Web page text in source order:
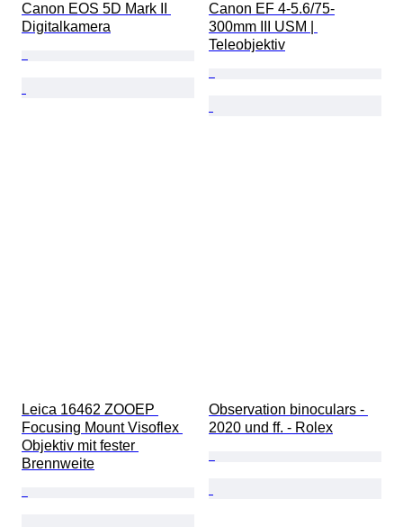
Canon EOS 5D Mark II
Digitalkamera
Canon EF 4-5.6/75-
300mm III USM |
Teleobjektiv
Leica 16462 ZOOEP
Focusing Mount Visoflex
Objektiv mit fester
Brennweite
Observation binoculars -
2020 und ff. - Rolex